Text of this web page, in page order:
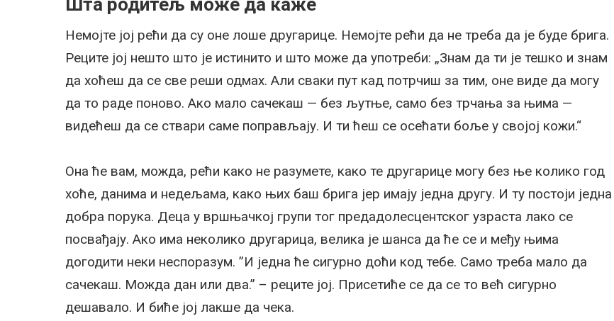
Немојте јој рећи да су оне лоше другарице. Немојте рећи да не треба да је буде брига.
Реците јој нешто што је истинито и што може да употреби: „Знам да ти је тешко и знам
да хоћеш да се све реши одмах. Али сваки пут кад потрчиш за тим, оне виде да могу
да то раде поново. Ако мало сачекаш — без љутње, само без трчања за њима —
видећеш да се ствари саме поправљају. И ти ћеш се осећати боље у својој кожи.“
Она ће вам, можда, рећи како не разумете, како те другарице могу без ње колико год
хоће, данима и недељама, како њих баш брига јер имају једна другу. И ту постоји једна
добра порука. Деца у вршњачкој групи тог предадолесцентског узраста лако се
посвађају. Ако има неколико другарица, велика је шанса да ће се и међу њима
догодити неки неспоразум. ”И једна ће сигурно доћи код тебе. Само треба мало да
сачекаш. Можда дан или два.” – реците јој. Присетиће се да се то већ сигурно
дешавало. И биће јој лакше да чека.